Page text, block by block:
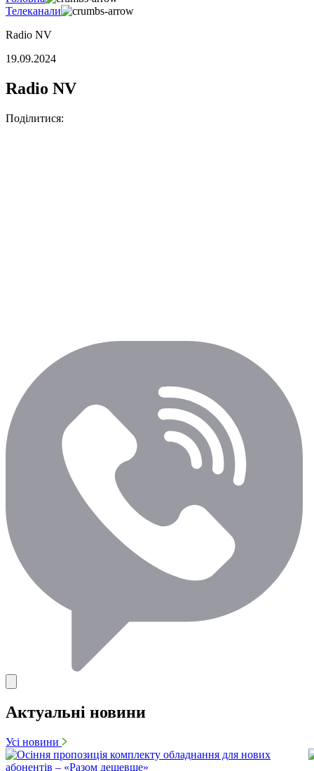
Телеканали
Radio NV
19.09.2024
Radio NV
Поділитися:
Актуальні новини
Усі новини